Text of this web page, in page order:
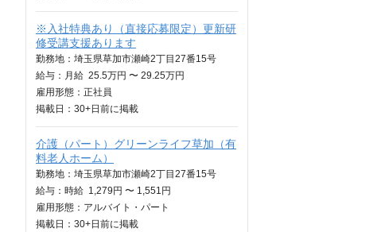
※入社特典あり（直接応募限定）更新研
修受講支援あります
勤務地：埼玉県草加市瀬崎2丁目27番15号
給与： 月給 25.5万円 〜 29.25万円
雇用形態：正社員
掲載日： 30+日 前に掲載
介護（パート）グリーンライフ草加（有
料老人ホーム）
勤務地：埼玉県草加市瀬崎2丁目27番15号
給与： 時給 1,279円 〜 1,551円
雇用形態：アルバイト・パート
掲載日： 30+日 前に掲載